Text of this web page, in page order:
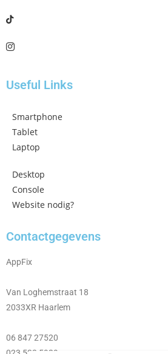
Useful Links
Smartphone
Tablet
Laptop
Desktop
Console
Website nodig?
Contactgegevens
AppFix
Van Loghemstraat 18
2033XR Haarlem
06 847 27520